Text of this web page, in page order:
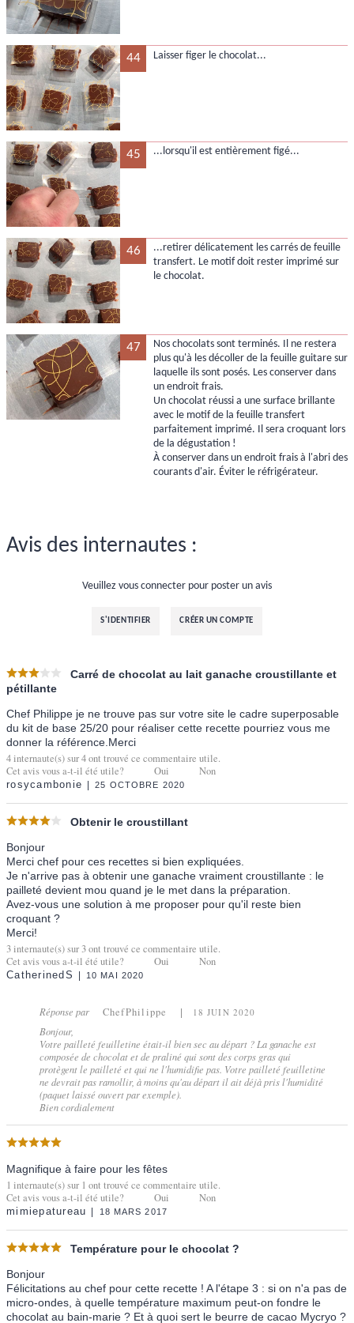
44 Laisser figer le chocolat...
45 ...lorsqu'il est entièrement figé...
46
...retirer délicatement les carrés de feuille
transfert. Le motif doit rester imprimé sur
le chocolat.
47
Nos chocolats sont terminés. Il ne restera
plus qu'à les décoller de la feuille guitare sur
laquelle ils sont posés. Les conserver dans
un endroit frais.
Un chocolat réussi a une surface brillante
avec le motif de la feuille transfert
parfaitement imprimé. Il sera croquant lors
de la dégustation !
À conserver dans un endroit frais à l'abri des
courants d'air. Éviter le réfrigérateur.
Avis des internautes :
Veuillez vous connecter pour poster un avis
S'IDENTIFIER CRÉER UN COMPTE
Carré de chocolat au lait ganache croustillante et
pétillante
Chef Philippe je ne trouve pas sur votre site le cadre superposable
du kit de base 25/20 pour réaliser cette recette pourriez vous me
donner la référence.Merci
4internaute(s) sur4ont trouvé ce commentaire utile.
Cet avis vous a-t-il été utile?
Oui Non
rosycambonie 25 OCTOBRE 2020
Obtenir le croustillant
Bonjour
Merci chef pour ces recettes si bien expliquées.
Je n'arrive pas à obtenir une ganache vraiment croustillante : le
pailleté devient mou quand je le met dans la préparation.
Avez-vous une solution à me proposer pour qu'il reste bien
croquant ?
Merci!
3internaute(s) sur3ont trouvé ce commentaire utile.
Cet avis vous a-t-il été utile?
Oui Non
CatherinedS 10 MAI 2020
Réponse par ChefPhilippe 18 JUIN 2020
Bonjour,
Votre pailleté feuilletine était-il bien sec au départ ? La ganache est
composée de chocolat et de praliné qui sont des corps gras qui
protègent le pailleté et qui ne l'humidifie pas. Votre pailleté feuilletine
ne devrait pas ramollir, à moins qu'au départ il ait déjà pris l'humidité
(paquet laissé ouvert par exemple).
Bien cordialement
Magnifique à faire pour les fêtes
1 internaute(s) sur 1 ont trouvé ce commentaire utile.
Cet avis vous a-t-il été utile?
Oui Non
mimiepatureau 18 MARS 2017
Température pour le chocolat ?
Bonjour
Félicitations au chef pour cette recette ! A l'étape 3 : si on n'a pas de
micro-ondes, à quelle température maximum peut-on fondre le
chocolat au bain-marie ? Et à quoi sert le beurre de cacao Mycryo ?